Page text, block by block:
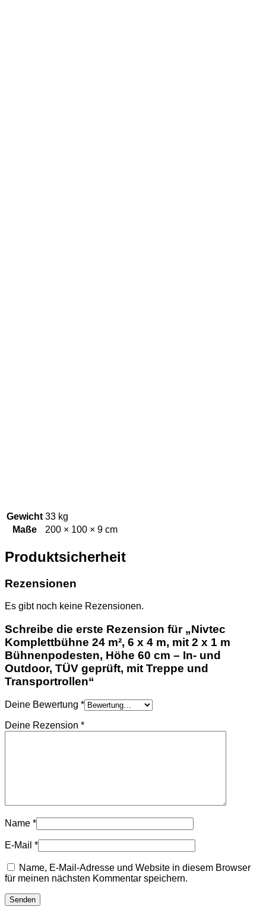
Gewicht 33 kg
Maße
200 × 100 × 9 cm
Produktsicherheit
Rezensionen
Es gibt noch keine Rezensionen.
Schreibe die erste Rezension für „Nivtec
Komplettbühne 24 m², 6 x 4 m, mit 2 x 1 m
Bühnenpodesten, Höhe 60 cm – In- und
Outdoor, TÜV geprüft, mit Treppe und
Transportrollen“
Deine Bewertung *
Deine Rezension *
Name *
E-Mail *
Name, E-Mail-Adresse und Website in diesem Browser
für meinen nächsten Kommentar speichern.